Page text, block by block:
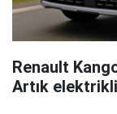
Renault
Artık